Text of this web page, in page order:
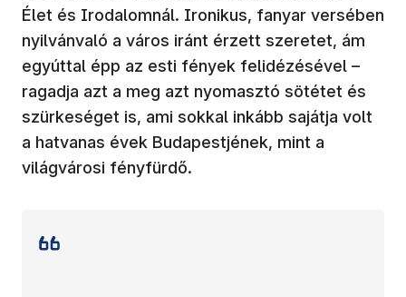
Élet és Irodalomnál. Ironikus, fanyar versében
nyilvánvaló a város iránt érzett szeretet, ám
egyúttal épp az esti fények felidézésével –
ragadja azt a meg azt nyomasztó sötétet és
szürkeséget is, ami sokkal inkább sajátja volt
a hatvanas évek Budapestjének, mint a
világvárosi fényfürdő.